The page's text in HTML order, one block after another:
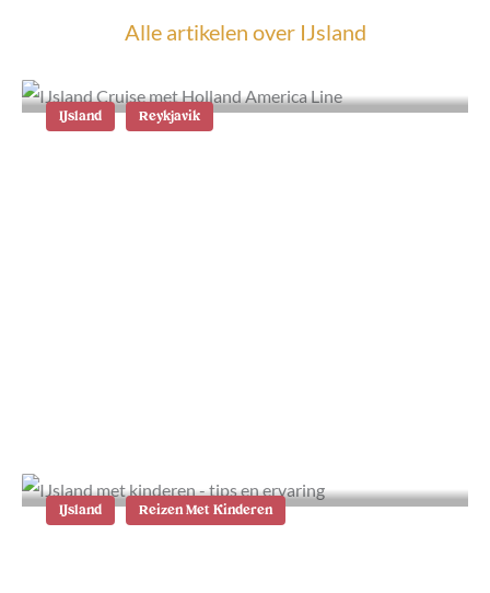
Alle artikelen over IJsland
IJsland Reykjavik
IJsland Reizen Met Kinderen